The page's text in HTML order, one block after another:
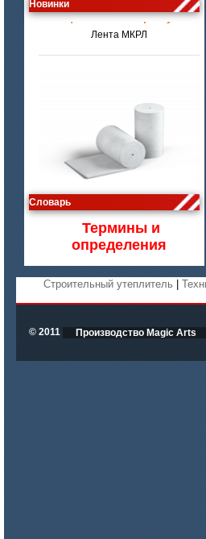
Новинки
Изделия МКРВ-200, МКРВХ-250
цена по запросу
Бумага огнеупорная керамическая
Словарь
Термины и
определения
Строительный утеплитель
© 2011 Производство Magic Arts